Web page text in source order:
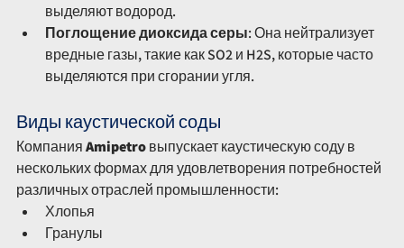
выделяют водород.
Поглощение диоксида серы: Она нейтрализует
вредные газы, такие как SO2 и H2S, которые часто
выделяются при сгорании угля.
Виды каустической соды
Компания Amipetro выпускает каустическую соду в
нескольких формах для удовлетворения потребностей
различных отраслей промышленности:
Хлопья
Гранулы